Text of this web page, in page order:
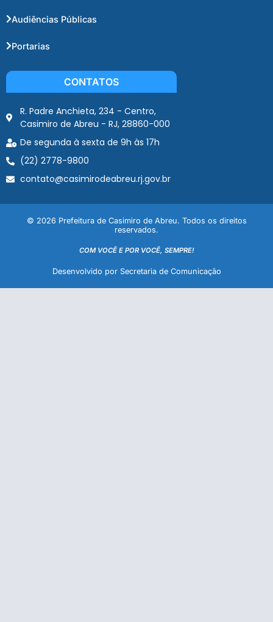
Audiências Públicas
Portarias
CONTATOS
R. Padre Anchieta, 234 - Centro,
Casimiro de Abreu - RJ, 28860-000
De segunda à sexta de 9h às 17h
(22) 2778-9800
contato@casimirodeabreu.rj.gov.br
© 2026 Prefeitura de Casimiro de Abreu. Todos os direitos
reservados.
COM VOCÊ E POR VOCÊ, SEMPRE!
Desenvolvido por Secretaria de Comunicação